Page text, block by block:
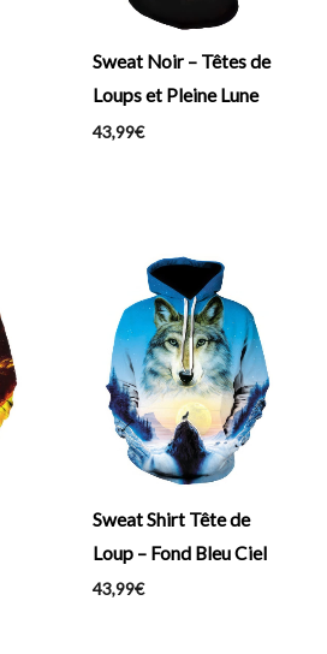
Sweat Noir – Têtes de
Loups et Pleine Lune
43,99€
Sweat Shirt Tête de
Loup – Fond Bleu Ciel
43,99€